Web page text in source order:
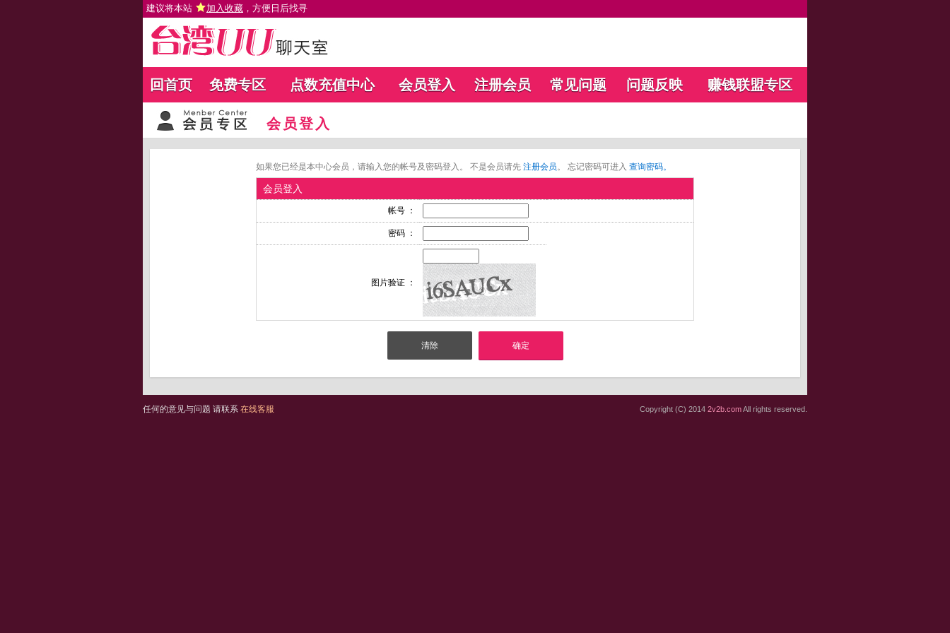
建议将本站 加入收藏 ，方便日后找寻
回首页 免费专区 点数充值中心 会员登入 注册会员 常见问题 问题反映 赚钱联盟专区
会员登入
如果您已经是本中心会员，请输入您的帐号及密码登入。 不是会员请先 注册会员。 忘记密码可进入 查询密码。
会员登入
帐号 ：
密码 ：
图片验证 ：
任何的意见与问题 请联系 在线客服 Copyright (C) 2014 2v2b.comAll rights reserved.